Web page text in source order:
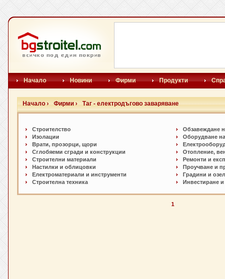
Начало Новини Фирми Продукти
Начало › Фирми › Таг - електродъгово заваряване
Строителство
Изолации
Врати, прозорци, щори
Сглобяеми сгради и конструкции
Строителни материали
Настилки и oблицовки
Електроматериали и инструменти
Строителна техника
Обзавеждане
Оборудване
Отопление,
Ремонти и
Проучване и
Градини и
Инвестиране
1